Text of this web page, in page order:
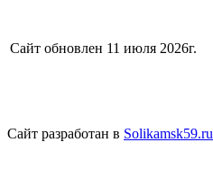
Сайт обновлен 11 июля 2026г.
Сайт разработан в Solikamsk59.ru